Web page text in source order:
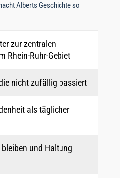
Alberts Geschichte so
zur zentralen
Rhein-Ruhr-Gebiet
nicht zufällig passiert
als täglicher
und Haltung